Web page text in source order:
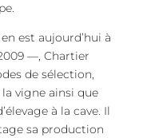
est aujourd’hui à
—, Chartier
de sélection,
vigne ainsi que
à la cave. Il
sa production